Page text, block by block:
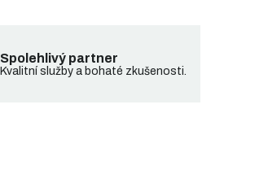
Spolehlivý partner
Kvalitní služby a bohaté zkušenosti.